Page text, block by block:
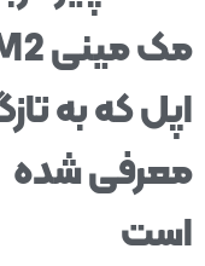
مک مینی M2
که به تازگی
شده